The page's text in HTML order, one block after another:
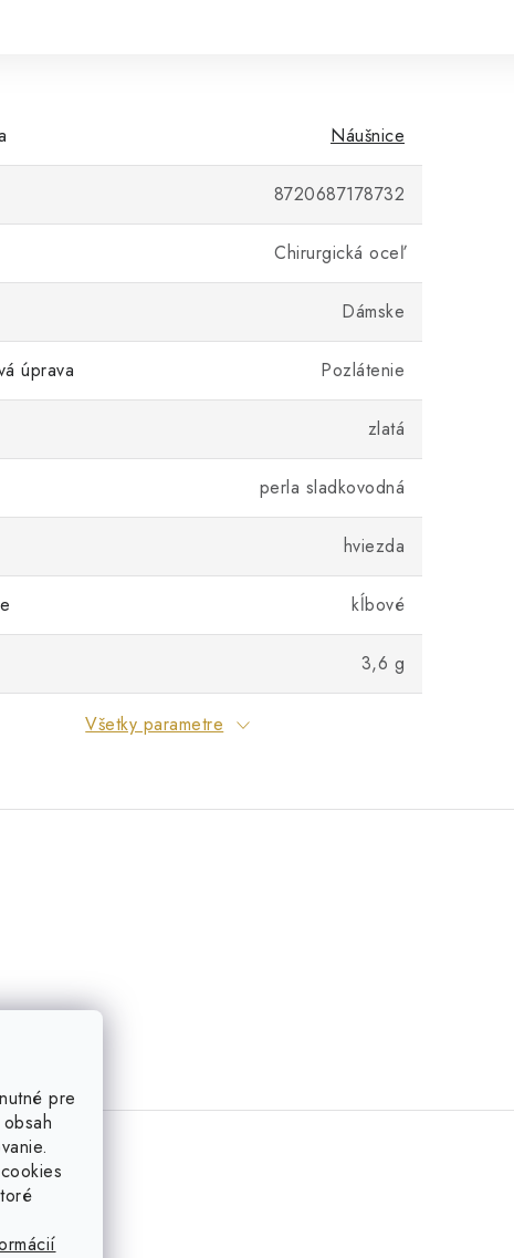
pre
Náušnice
8720687178732
Chirurgická oceľ
Dámske
úprava Pozlátenie
zlatá
perla sladkovodná
hviezda
kĺbové
3,6 g
Všetky parametre